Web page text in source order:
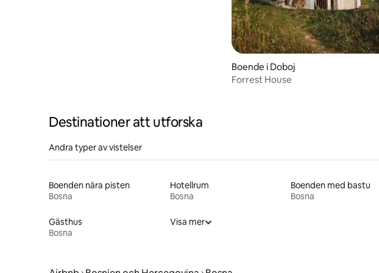
Boende i Doboj
Forrest House
Destinationer att utforska
Andra typer av vistelser
Boenden nära pisten
Bosna
Hotellrum
Bosna
Boenden med bastu
Bosna
Gästhus
Bosna
Visa mer